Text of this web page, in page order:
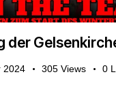
der
2024 305 Views 0